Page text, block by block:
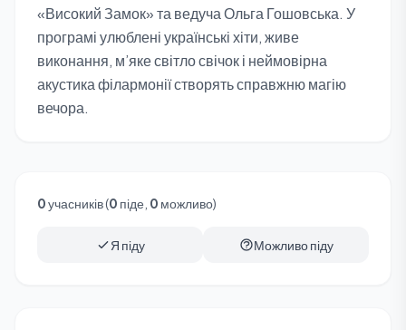
«Високий Замок» та ведуча Ольга Гошовська. У
програмі улюблені українські хіти, живе
виконання, м’яке світло свічок і неймовірна
акустика філармонії створять справжню магію
вечора.
0учасників (0 піде, 0 можливо)
Я піду Можливо піду